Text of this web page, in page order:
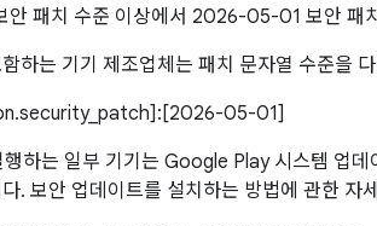
패치 수준 이상에서 2026-05-01 보안 패
하는 기기 제조업체는 패치 문자열 수준을
05-01]
하는 일부 기기는 Google Play 시스템 업
. 보안 업데이트를 설치하는 방법에 관한 자